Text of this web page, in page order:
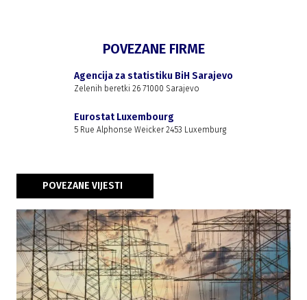
POVEZANE FIRME
Agencija za statistiku BiH Sarajevo
Zelenih beretki 26 71000 Sarajevo
Eurostat Luxembourg
5 Rue Alphonse Weicker 2453 Luxemburg
POVEZANE VIJESTI